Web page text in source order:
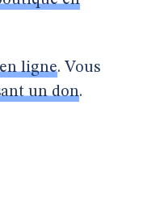
ligne. Vous
un don.